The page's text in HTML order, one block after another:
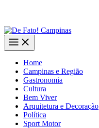
Home
Campinas e Região
Gastronomia
Cultura
Bem Viver
Arquitetura e Decoração
Política
Sport Motor